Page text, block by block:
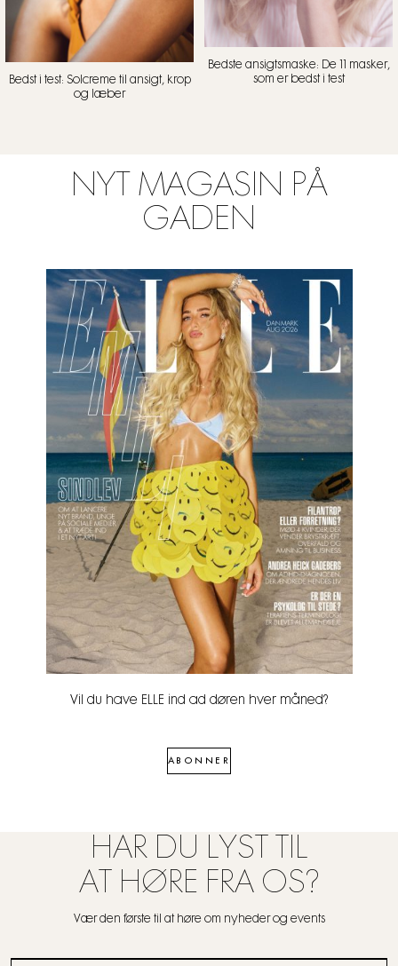
Bedst i test: Solcreme til ansigt, krop
og læber
Bedste ansigtsmaske: De 11 masker,
som er bedst i test
NYT MAGASIN PÅ
GADEN
Vil du have ELLE ind ad døren hver måned?
ABONNER
HAR DU LYST TIL
AT HØRE FRA OS?
Vær den første til at høre om nyheder og events